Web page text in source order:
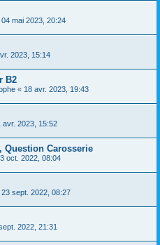
04 mai 2023, 20:24
2023, 15:14
B2
« 18 avr. 2023, 19:43
avr. 2023, 15:52
Question Carosserie
oct. 2022, 08:04
23 sept. 2022, 08:27
2022, 21:31